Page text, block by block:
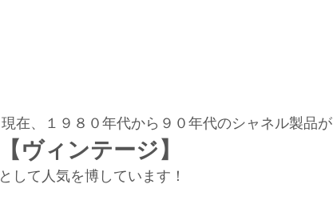
現在、１９８０年代から９０年代のシャネル製品が
【ヴィンテージ】
として人気を博しています！